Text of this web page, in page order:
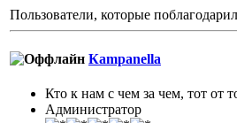
Пользователи, которые
Кampanella
Кто к нам с чем за чем, тот от
Администратор